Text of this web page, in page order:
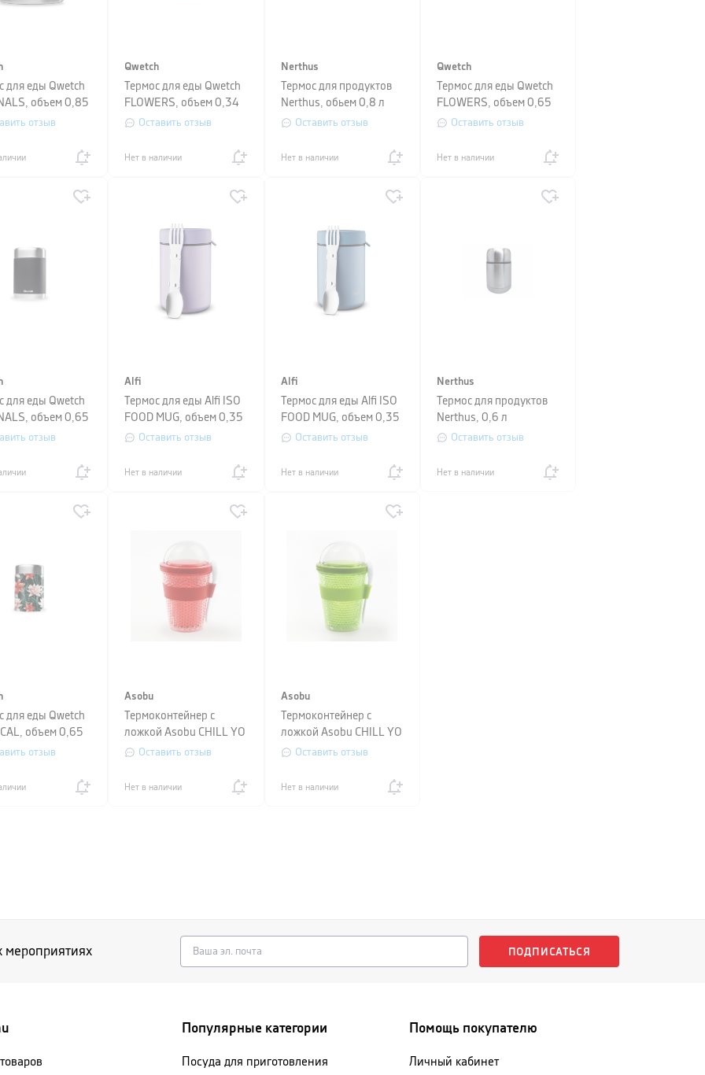
для еды Qwetch
объем 0,85
отзыв
Qwetch
Термос для еды Qwetch
FLOWERS, объем 0,34
л, красный
Оставить отзыв
Нет в наличии
Nerthus
Термос для продуктов
Nerthus, обьем 0,8 л
Оставить отзыв
Нет в наличии
Qwetch
Термос для еды Qwetch
FLOWERS, объем 0,65
л, красный
Оставить отзыв
Нет в наличии
для еды Qwetch
объем 0,65
отзыв
Alfi
Термос для еды Alfi ISO
FOOD MUG, объем 0,35
л, фиолетовый
Оставить отзыв
Нет в наличии
Alfi
Термос для еды Alfi ISO
FOOD MUG, объем 0,35
л, голубой
Оставить отзыв
Нет в наличии
Nerthus
Термос для продуктов
Nerthus, 0,6 л
Оставить отзыв
Нет в наличии
для еды Qwetch
объем 0,65
отзыв
Asobu
Термоконтейнер с
ложкой Asobu CHILL YO
2 GO, 0,38 л, красный
Оставить отзыв
Нет в наличии
Asobu
Термоконтейнер с
ложкой Asobu CHILL YO
2 GO, 0,38 л, ярко-
Оставить отзыв
Нет в наличии
мероприятиях ПОДПИСАТЬСЯ
Популярные категории
Посуда для приготовления
Помощь покупателю
Личный кабинет